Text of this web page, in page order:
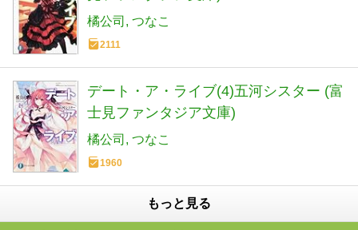
橘公司 つなこ
2111
デート・ア・ライブ(4)五河シスター (富
士見ファンタジア文庫)
橘公司 つなこ
1960
もっと見る